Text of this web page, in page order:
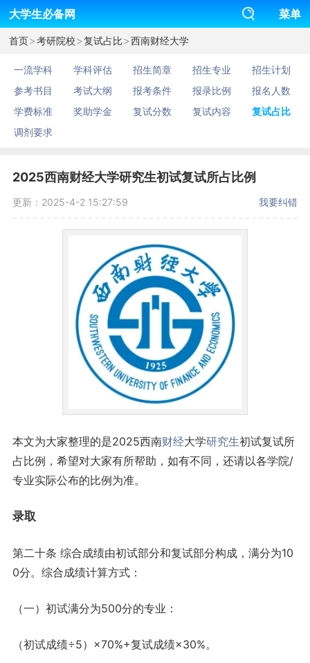
大学生必备网 菜单
首页>考研院校>复试占比>西南财经大学
一流学科 学科评估 招生简章 招生专业
招生计划
参考书目
考试大纲 报考条件 报录比例
报名人数
学费标准
奖助学金 复试分数 复试内容
复试占比
调剂要求
2025西南财经大学研究生初试复试所占比例
更新：2025-4-2 15:27:59 我要纠错
本文为大家整理的是2025西南财经大学研究生初试复试所
占比例，希望对大家有所帮助，如有不同，还请以各学院/
专业实际公布的比例为准。
录取
第二十条 综合成绩由初试部分和复试部分构成，满分为10
0分。综合成绩计算方式：
（一）初试满分为500分的专业：
（初试成绩÷5）×70%+复试成绩×30%。